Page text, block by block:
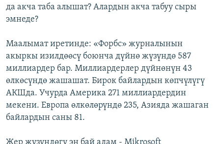
да акча таба алышат? Алардын акча табуу сыры
эмнеде?
Маалымат иретинде: «Форбс» журналынын
акыркы изилдөөсү боюнча дүйнө жүзүндө 587
миллиардер бар. Миллиардерлер дүйнөнүн 43
өлкөсүндө жашашат. Бирок байлардын көпчүлүгү
АКШда. Учурда Америка 271 миллиардердин
мекени. Европа өлкөлөрүндө 235, Азияда жашаган
байлардын саны 81.